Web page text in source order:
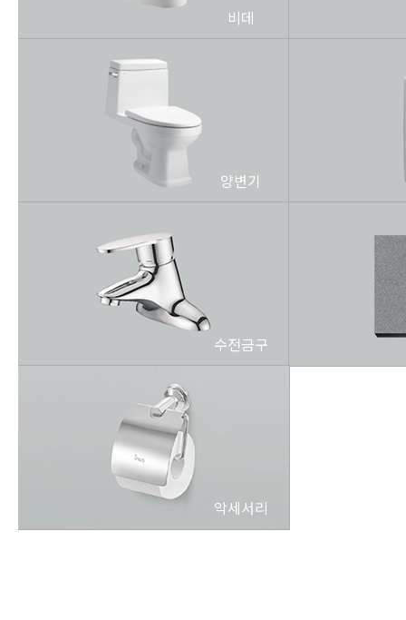
비데
양변기
수전금구
악세서리